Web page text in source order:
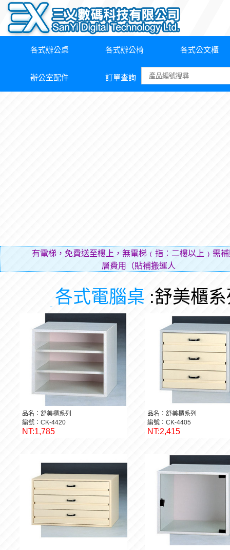
各式辦公桌 各式辦公椅 各式公文櫃
辦公室配件 訂單查詢
有電梯，免費送至樓上，無電梯﹙指︰二樓以上﹚需
層費用（貼補搬運人的辛勞）。
各式電腦桌 :舒美櫃
品名：舒美櫃系列
編號：CK-4420
NT:1,785
品名：舒美櫃系列
編號：CK-4405
NT:2,415